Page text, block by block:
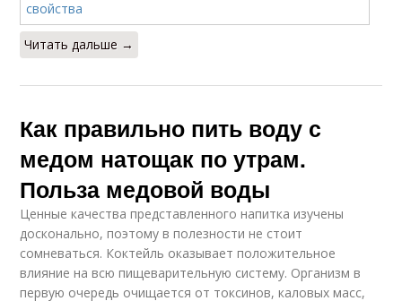
Читать дальше →
Как правильно пить воду с
медом натощак по утрам.
Польза медовой воды
Ценные качества представленного напитка изучены
досконально, поэтому в полезности не стоит
сомневаться. Коктейль оказывает положительное
влияние на всю пищеварительную систему. Организм в
первую очередь очищается от токсинов, каловых масс,